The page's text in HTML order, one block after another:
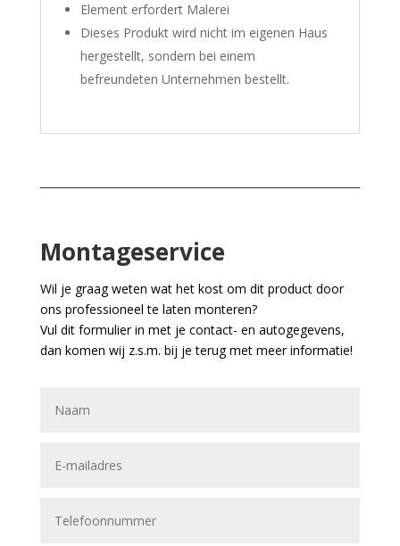
Element erfordert Malerei
Dieses Produkt wird nicht im eigenen Haus
hergestellt, sondern bei einem
befreundeten Unternehmen bestellt.
Montageservice
Wil je graag weten wat het kost om dit product door
ons professioneel te laten monteren?
Vul dit formulier in met je contact- en autogegevens,
dan komen wij z.s.m. bij je terug met meer informatie!